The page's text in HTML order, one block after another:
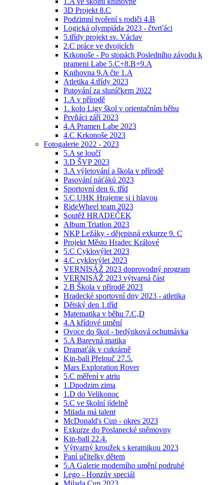
3D Projekt 8.C
Podzimní tvoření s rodiči 4.B
Logická olympiáda 2023 - čtvrťáci
5.třídy projekt sv. Václav
2.C práce ve dvojicích
Krkonoše - Po stopách Posledního závodu k
prameni Labe 5.C+8.B+9.A
Knihovna 9.A čte 1.A
Atletika 4.třídy 2023
Putování za sluníčkem 2022
1.A v přírodě
1. kolo Ligy škol v orientačním běhu
Prvňáci září 2023
4.A Pramen Labe 2023
4.C Krkonoše 2023
Fotogalerie 2022 - 2023
5.A se loučí
3.D ŠVP 2023
3.A výletování a škola v přírodě
Pasování páťáků 2023
Sportovní den 6. tříd
5.C UHK Hrajeme si i hlavou
RideWheel team 2023
Soutěž HRADEČEK
Album Triatlon 2023
NKP Ležáky - dějepisná exkurze 9. C
Projekt Město Hradec Králové
5.C Cyklovýlet 2023
4.C cyklovýlet 2023
VERNISÁŽ 2023 doprovodný program
VERNISÁŽ 2023 výtvarná část
2.B Škola v přírodě 2023
Hradecké sportovní dny 2023 - atletika
Dětský den 1.tříd
Matematika v běhu 7.C,D
4.A křídové umění
Ovoce do škol - bedýnková ochutnávka
5.A Barevná matika
Dramaťák v cukrárně
Kin-ball Přelouč 27.5.
Mars Exploration Rover
5.C měření v atriu
1.Dpodzim zima
1.D do Velikonoc
5.C ve školní jídelně
Milada má talent
McDonald's Cup - okres 2023
Exkurze do Poslanecké sněmovny
Kin-ball 22.4.
Výtvarný kroužek s keramikou 2023
Paní učitelky dětem
5.A Galerie moderního umění podruhé
Lego - Honzův speciál